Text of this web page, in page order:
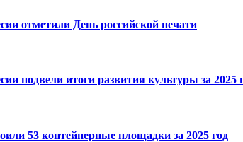
отметили День российской печати
подвели итоги развития культуры за 2025
53 контейнерные площадки за 2025 год